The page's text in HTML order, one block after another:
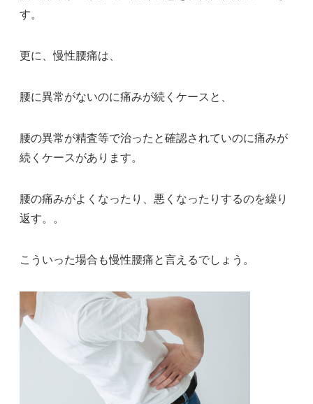
す。
更に、慢性腰痛は、
腰に異常がないのに痛みが続くケースと、
腰の異常が精査等で治ったと確認されていのに痛みが
続くケースがあります。
腰の痛みがよくなったり、悪くなったりするのを繰り
返す。。
こういった場合も慢性腰痛と言えるでしょう。